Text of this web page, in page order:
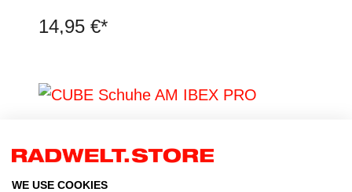
14,95 €*
WE USE COOKIES